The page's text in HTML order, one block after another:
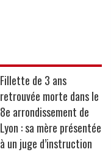
Fillette de 3 ans
retrouvée morte dans le
8e arrondissement de
Lyon : sa mère présentée
à un juge d’instruction